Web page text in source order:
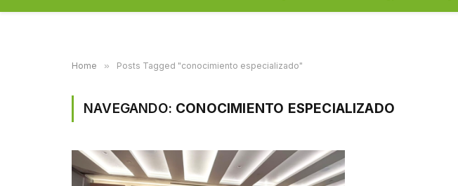
Home » Posts Tagged "conocimiento especializado"
NAVEGANDO: CONOCIMIENTO ESPECIALIZADO